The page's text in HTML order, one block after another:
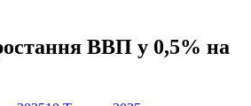
ВВП у 0,5% на